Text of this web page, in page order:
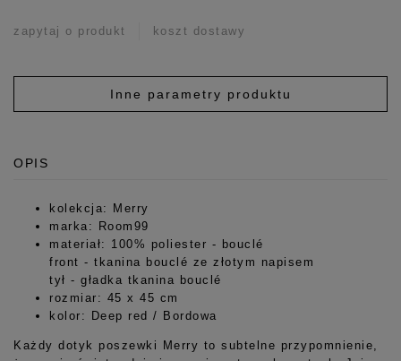
zapytaj o produkt koszt dostawy
Inne parametry produktu
OPIS
kolekcja: Merry
marka: Room99
materiał: 100% poliester - bouclé
front - tkanina bouclé ze złotym napisem
tył - gładka tkanina bouclé
rozmiar: 45 x 45 cm
kolor: Deep red / Bordowa
Każdy dotyk poszewki Merry to subtelne przypomnienie,